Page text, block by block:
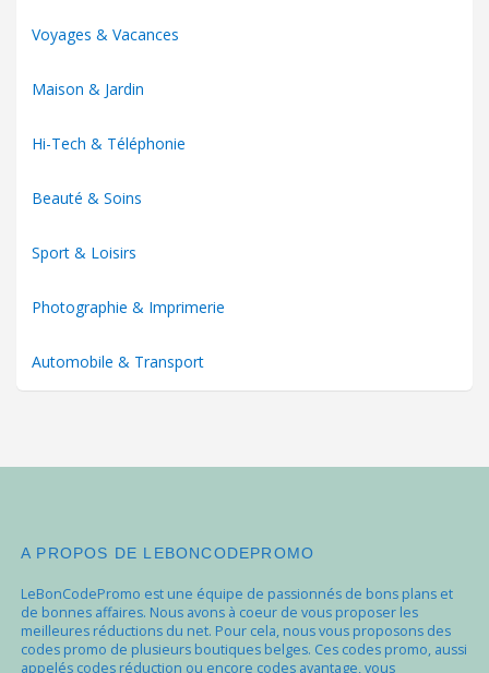
Voyages & Vacances
Maison & Jardin
Hi-Tech & Téléphonie
Beauté & Soins
Sport & Loisirs
Photographie & Imprimerie
Automobile & Transport
A PROPOS DE LEBONCODEPROMO
LeBonCodePromo est une équipe de passionnés de bons plans et
de bonnes affaires. Nous avons à coeur de vous proposer les
meilleures réductions du net. Pour cela, nous vous proposons des
codes promo de plusieurs boutiques belges. Ces codes promo, aussi
appelés codes réduction ou encore codes avantage, vous